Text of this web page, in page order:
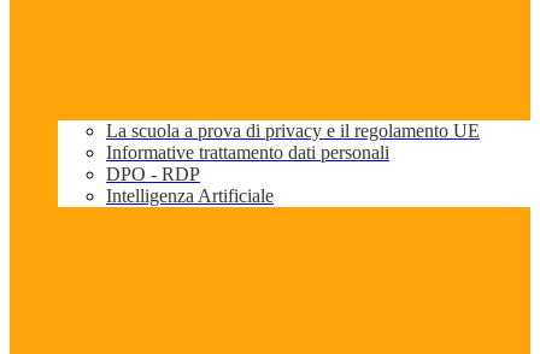
La scuola a prova di privacy e il regolamento UE
Informative trattamento dati personali
DPO - RDP
Intelligenza Artificiale